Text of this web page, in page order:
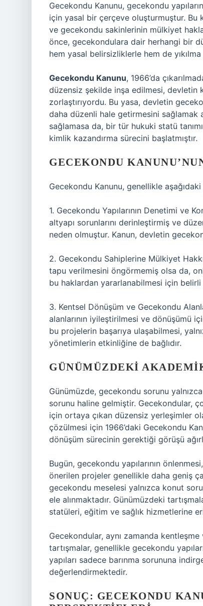
Gecekondu Kanunu, gecekondu
için yasal bir çerçeve oluşturmuştur. Bu
ve gecekondu sakinlerinin mülkiyet
önce, gecekondulara dair herhangi bir
hem yasal belirsizliklerle hem de yıkılma
Gecekondu Kanunu, 1966’da
düzensiz şekilde inşa edilmesi, devletin
zorlaştırıyordu. Bu yasa, devletin
daha düzenli hale getirmesini sağlamak
sağlamasa da, bir tür hukuki statü
kimlik kazandırma sürecini başlatmıştır.
GECEKONDU
Gecekondu Kanunu, genellikle
1. Gecekondu Yapılarının Denetimi ve
altyapı sorunlarını derinleştirmiş ve
neden olmuştur. Kanun, devletin
2. Gecekondu Sahiplerine Mülkiyet
tapu verilmesini öngörmemiş olsa da,
bu haklardan yararlanabilmesi için
3. Kentsel Dönüşüm ve Gecekondu
alanlarının iyileştirilmesi ve dönüşümü
bu projelerin başarıya ulaşabilmesi,
yönetimlerin etkinliğine de bağlıdır.
GÜNÜMÜZDEKI
Günümüzde, gecekondu sorunu
sorunu haline gelmiştir. Gecekondular,
için ortaya çıkan düzensiz yerleşimler
çözülmesi için 1966’daki Gecekondu
dönüşüm sürecinin gerektiği görüşü
Bugün, gecekondu yapılarının
önerilen projeler genellikle daha geniş
gecekondu meselesi yalnızca konut
ele alınmaktadır. Günümüzdeki
statüleri, eğitim ve sağlık hizmetlerine
Gecekondular, aynı zamanda
tartışmalar, genellikle gecekondu
yapıları sadece barınma sorununa
değerlendirmektedir.
SONUÇ: GECEKONDU